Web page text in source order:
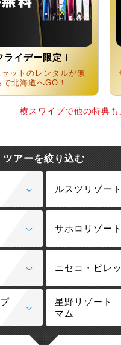
ライデー限定！
ットのレンタルが無
北海道へGO！
横スワイプで他の特典
ツアーを絞り込む
ルスツリゾート
サホロリゾート
ニセコ・ビレ
星野リゾート
マム